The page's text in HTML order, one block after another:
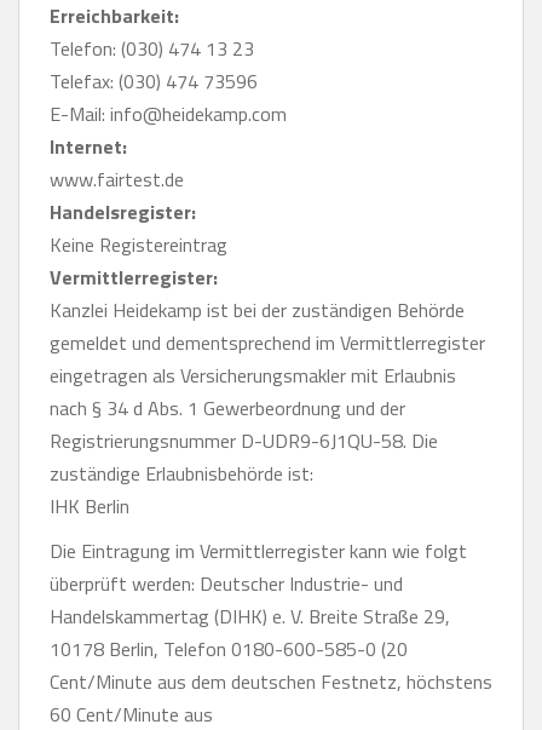
Erreichbarkeit:
Telefon: (030) 474 13 23
Telefax: (030) 474 73596
E-Mail: info@heidekamp.com
Internet:
www.fairtest.de
Handelsregister:
Keine Registereintrag
Vermittlerregister:
Kanzlei Heidekamp ist bei der zuständigen Behörde
gemeldet und dementsprechend im Vermittlerregister
eingetragen als Versicherungsmakler mit Erlaubnis
nach § 34 d Abs. 1 Gewerbeordnung und der
Registrierungsnummer D-UDR9-6J1QU-58. Die
zuständige Erlaubnisbehörde ist:
IHK Berlin
Die Eintragung im Vermittlerregister kann wie folgt
überprüft werden: Deutscher Industrie- und
Handelskammertag (DIHK) e. V. Breite Straße 29,
10178 Berlin, Telefon 0180-600-585-0 (20
Cent/Minute aus dem deutschen Festnetz, höchstens
60 Cent/Minute aus